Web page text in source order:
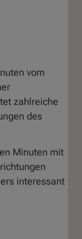
vom
zahlreiche
des
Minuten mit
interessant